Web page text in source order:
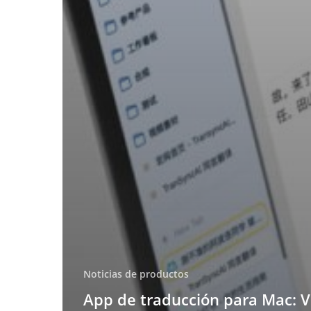
Noticias de productos
App de traducción para Mac: